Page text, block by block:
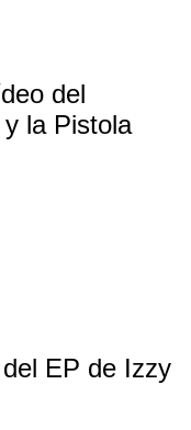
del
la Pistola
EP de Izzy